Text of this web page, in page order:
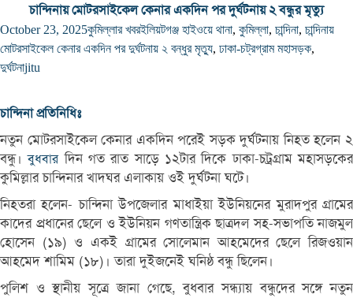
চান্দিনায় মোটরসাইকেল কেনার একদিন পর দুর্ঘটনায় ২ বন্ধুর মৃত্যু
October 23, 2025কুমিল্লার খবরইলিয়টগঞ্জ হাইওয়ে থানা, কুমিল্লা, চান্দিনা, চান্দিনায়
মোটরসাইকেল কেনার একদিন পর দুর্ঘটনায় ২ বন্ধুর মৃত্যু, ঢাকা-চট্রগ্রাম মহাসড়ক,
দুর্ঘটনাjitu
চান্দিনা প্রতিনিধিঃ
নতুন মোটরসাইকেল কেনার একদিন পরেই সড়ক দুর্ঘটনায় নিহত হলেন ২
বন্ধু।বুধবারদিন গত রাত সাড়ে ১২টার দিকে ঢাকা-চট্রগ্রাম মহাসড়কের
কুমিল্লার চান্দিনার খাদঘর এলাকায় ওই দুর্ঘটনা ঘটে।
নিহতরা হলেন- চান্দিনা উপজেলার মাধাইয়া ইউনিয়নের মুরাদপুর গ্রামের
কাদের প্রধানের ছেলে ও ইউনিয়ন গণতান্ত্রিক ছাত্রদল সহ-সভাপতি নাজমুল
হোসেন (১৯) ও একই গ্রামের সোলেমান আহমেদের ছেলে রিজওয়ান
আহমেদ শামিম (১৮)। তারা দুইজনেই ঘনিষ্ঠ বন্ধু ছিলেন।
পুলিশ ও স্থানীয় সূত্রে জানা গেছে, বুধবার সন্ধ্যায় বন্ধুদের সঙ্গে নতুন